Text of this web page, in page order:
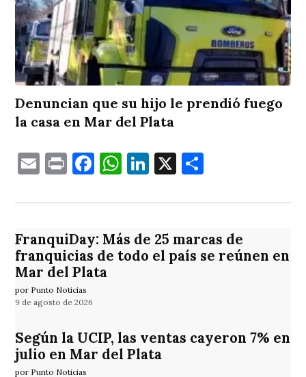
Denuncian que su hijo le prendió fuego
la casa en Mar del Plata
EmailPrintFacebook
WhatsApp
LinkedIn
X
FranquiDay: Más de 25 marcas de
franquicias de todo el país se reúnen en
Mar del Plata
por Punto Noticias
9 de agosto de 2026
Según la UCIP, las ventas cayeron 7% en
julio en Mar del Plata
por Punto Noticias